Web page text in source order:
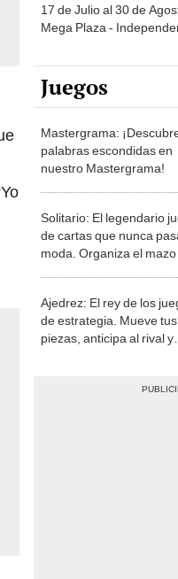
17 de Julio al 30 de
Mega Plaza -
Juegos
Mastergrama:
palabras escondidas en
nuestro Mastergrama!
Solitario: El legendario
de cartas que nunca
moda. Organiza el mazo
Ajedrez: El rey de los
de estrategia. Mueve tus
piezas, anticipa al rival y